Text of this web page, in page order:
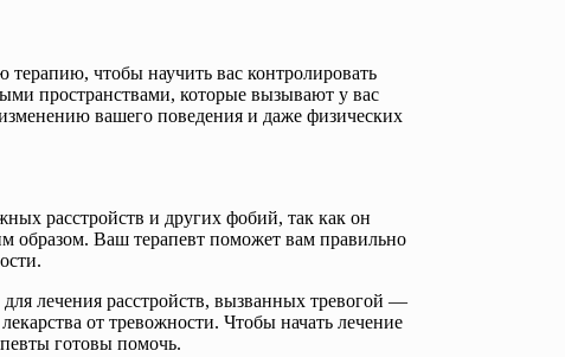
чтобы научить вас контролировать
пространствами, которые вызывают у вас
вашего поведения и даже физических
расстройств и других фобий, так как он
образом. Ваш терапевт поможет вам правильно
лечения расстройств, вызванных тревогой —
от тревожности. Чтобы начать лечение
готовы помочь.